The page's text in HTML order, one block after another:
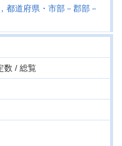
都道府県・市部－郡部－
数 / 総覧